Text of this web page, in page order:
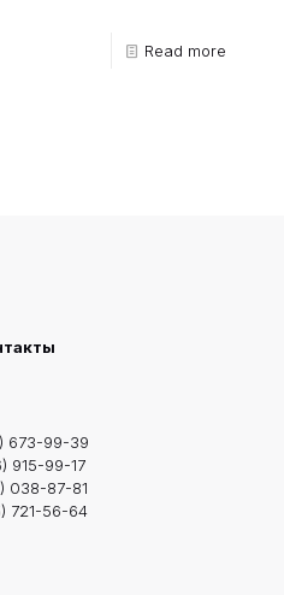
Read more
673-99-39
915-99-17
038-87-81
721-56-64